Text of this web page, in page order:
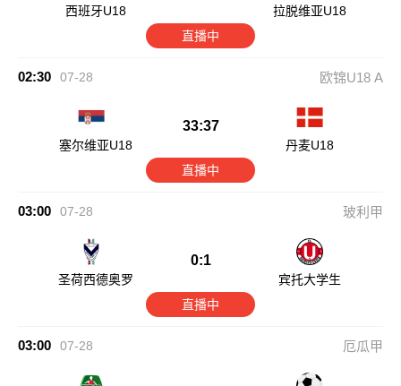
西班牙U18
拉脱维亚U18
直播中
02:30 07-28 欧锦U18 A
塞尔维亚U18
33:37
丹麦U18
直播中
03:00 07-28 玻利甲
圣荷西德奥罗
0:1
宾托大学生
直播中
03:00 07-28 厄瓜甲